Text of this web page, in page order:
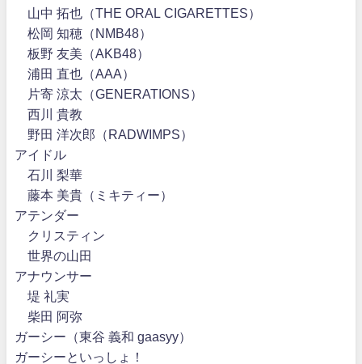
山中 拓也（THE ORAL CIGARETTES）
松岡 知穂（NMB48）
板野 友美（AKB48）
浦田 直也（AAA）
片寄 涼太（GENERATIONS）
西川 貴教
野田 洋次郎（RADWIMPS）
アイドル
石川 梨華
藤本 美貴（ミキティー）
アテンダー
クリスティン
世界の山田
アナウンサー
堤 礼実
柴田 阿弥
ガーシー（東谷 義和 gaasyy）
ガーシーといっしょ！